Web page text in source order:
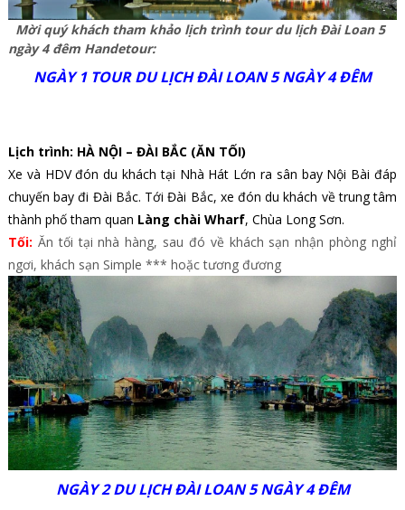
Mời quý khách tham khảo lịch trình tour du lịch Đài Loan 5
ngày 4 đêm Handetour:
NGÀY 1 TOUR DU LỊCH ĐÀI LOAN 5 NGÀY 4 ĐÊM
Lịch trình: HÀ NỘI – ĐÀI BẮC (ĂN TỐI)
Xe và HDV đón du khách tại Nhà Hát Lớn ra sân bay Nội Bài đáp
chuyến bay đi Đài Bắc. Tới Đài Bắc, xe đón du khách về trung tâm
thành phố tham quan Làng chài Wharf, Chùa Long Sơn.
Tối: Ăn tối tại nhà hàng, sau đó về khách sạn nhận phòng nghỉ
ngơi, khách sạn Simple *** hoặc tương đương
NGÀY 2 DU LỊCH ĐÀI LOAN 5 NGÀY 4 ĐÊM